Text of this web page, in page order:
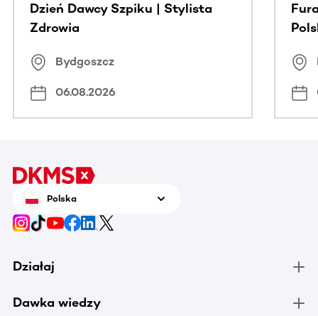
Dzień Dawcy Szpiku | Stylista
Zdrowia
Bydgoszcz
06.08.2026
Polska
Działaj
Dawka wiedzy